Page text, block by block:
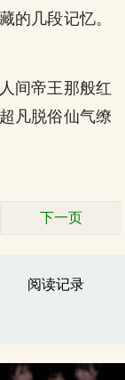
的几段记忆。
间帝王那般红
凡脱俗仙气缭
下一页
阅读记录